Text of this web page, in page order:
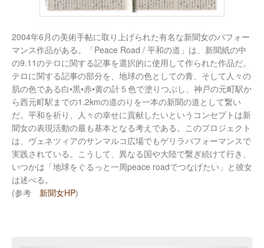
2004年6月の美術手帖に取り上げられた有名な新聞女のパフォー
マンス作品がある。「Peace Road / 平和の道」は、新聞紙の中
の9.11のテロに関する記事を選択的に使用して作られた作品だ。
テロに関する記事の部分を、地球の色としての青、そして人々の
肌の色である白•黒•赤•黄の計５色で塗りつぶし、神戸の元町駅か
ら西元町駅までの1.2kmの道のりを一本の新聞の道として繋い
だ。平和を祈り、人々の幸せに貢献したいというコンセプトは新
聞女の表現活動の最も基本となる考えである。このプロジェクト
は、ヴェネツィアのサンマルコ広場でもゲリラパフォーマンスで
実践されている。こうして、異なる国や大陸で繋ぎ続けて行き、
いつかは「地球をぐるっと一周peace roadでつなげたい」と彼女
は述べる。
(参考 新聞女HP)